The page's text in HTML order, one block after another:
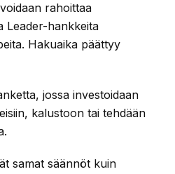
rahoittaa
Leader-hankkeita
Hakuaika päättyy
jossa investoidaan
kalustoon tai tehdään
samat säännöt kuin